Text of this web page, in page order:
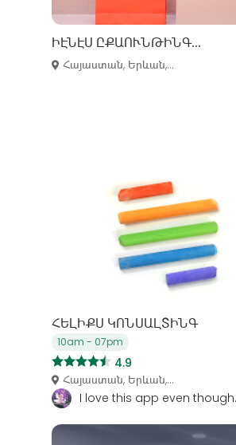
ԻԷՆԷՍ ԸՔԱՈՒՆԹԻՆԳ...
Հայաստան, Երևան,...
ՀԵԼԻՔՍ ԿՈՆՍԱԼՏԻՆԳ
10am - 07pm
4.9
Հայաստան, Երևան,...
I love this app even